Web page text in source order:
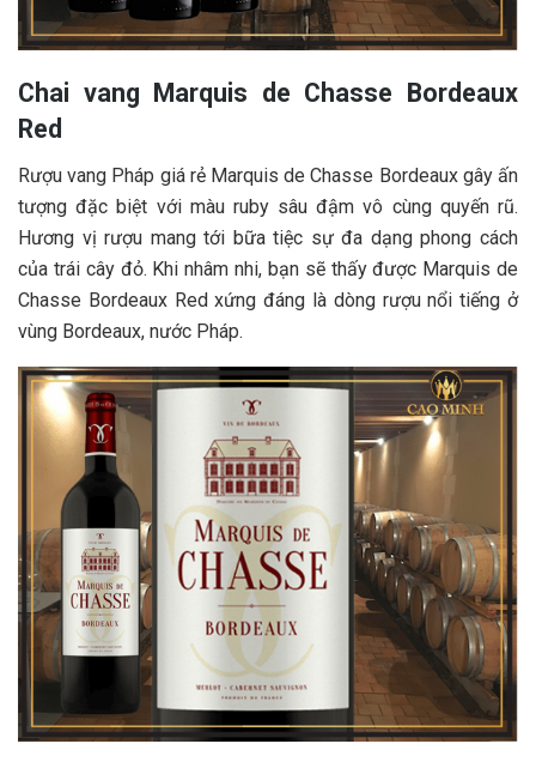
Chai vang Marquis de Chasse Bordeaux
Red
Rượu vang Pháp giá rẻ Marquis de Chasse Bordeaux gây ấn
tượng đặc biệt với màu ruby sâu đậm vô cùng quyến rũ.
Hương vị rượu mang tới bữa tiệc sự đa dạng phong cách
của trái cây đỏ. Khi nhâm nhi, bạn sẽ thấy được Marquis de
Chasse Bordeaux Red xứng đáng là dòng rượu nổi tiếng ở
vùng Bordeaux, nước Pháp.